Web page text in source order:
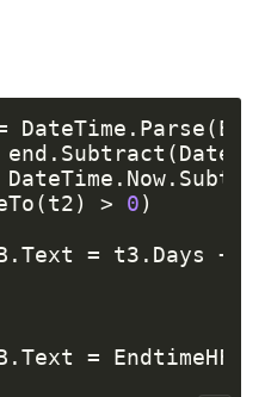
DateTime . Parse(
end . Subtract (
DateTime . Now.
(t2) > 0)
.Text = t3 . Days +
.Text = EndtimeHF